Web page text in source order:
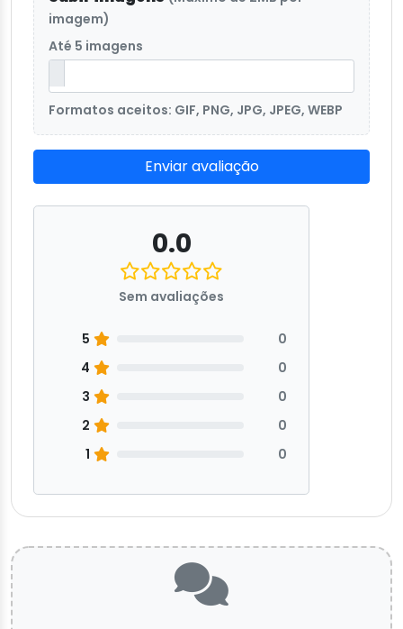
imagem)
Até 5 imagens
Formatos aceitos: GIF, PNG, JPG, JPEG, WEBP
Enviar avaliação
0.0
Sem avaliações
5
0
4
0
3
0
2
0
1
0